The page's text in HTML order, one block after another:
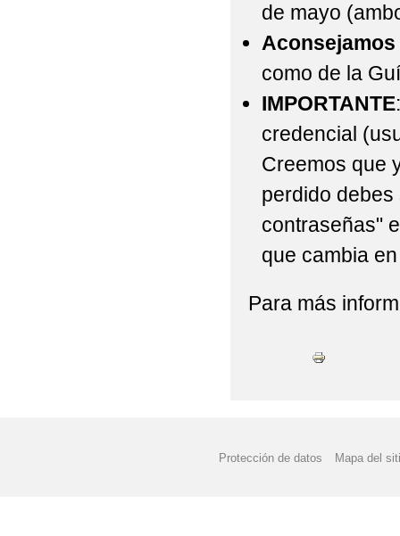
de mayo
Aconsejamos
como de la
IMPORTANTE
credencial
Creemos que
perdido
contraseñas"
que cambia
Para más
Protección de datos Mapa del